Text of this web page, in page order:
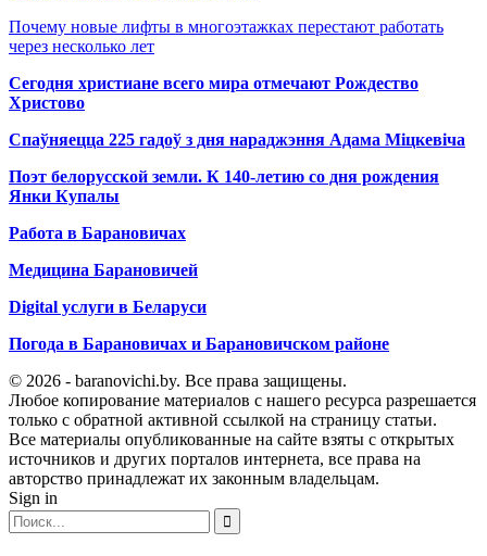
Почему новые лифты в многоэтажках перестают работать
через несколько лет
Сегодня христиане всего мира отмечают Рождество
Христово
Спаўняецца 225 гадоў з дня нараджэння Адама Міцкевіча
Поэт белорусской земли. К 140-летию со дня рождения
Янки Купалы
Работа в Барановичах
Медицина Барановичей
Digital услуги в Беларуси
Погода в Барановичах и Барановичском районе
© 2026 - baranovichi.by. Все права защищены.
Любое копирование материалов с нашего ресурса разрешается
только с обратной активной ссылкой на страницу статьи.
Все материалы опубликованные на сайте взяты с открытых
источников и других порталов интернета, все права на
авторство принадлежат их законным владельцам.
Sign in